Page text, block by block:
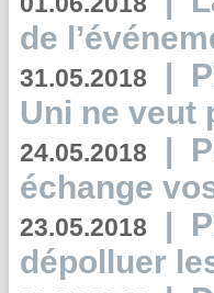
de
31.05.2018 |
Uni ne veut
24.05.2018 |
échange
23.05.2018 |
dépolluer